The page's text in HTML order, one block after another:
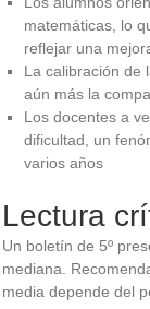
matemáticas, lo
reflejar una
La calibración de
aún más la
Los docentes a
dificultad, un
varios años
Lectura
Un boletín de 5º
mediana.
media depende del